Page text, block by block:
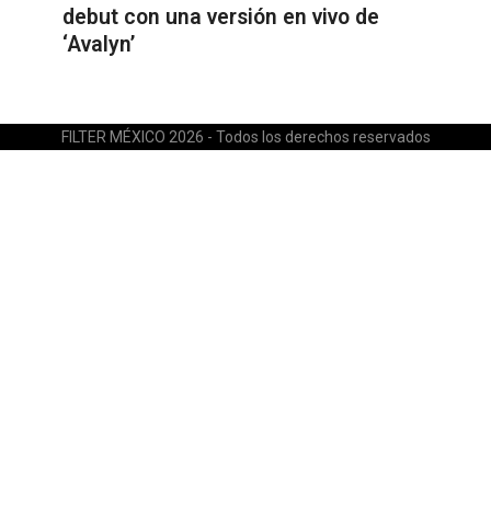
debut con una versión en vivo de
‘Avalyn’
FILTER MÉXICO 2026 - Todos los derechos reservados